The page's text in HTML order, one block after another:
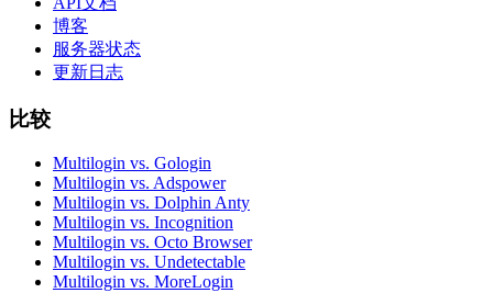
博客
服务器状态
更新日志
比较
Multilogin vs. Gologin
Multilogin vs. Adspower
Multilogin vs. Dolphin Anty
Multilogin vs. Incognition
Multilogin vs. Octo Browser
Multilogin vs. Undetectable
Multilogin vs. MoreLogin